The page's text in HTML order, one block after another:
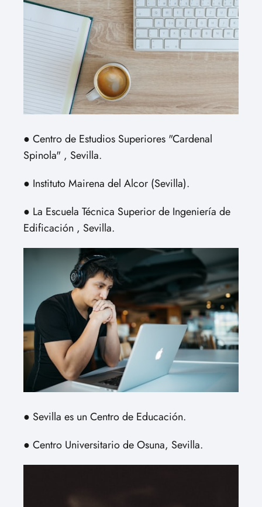
● Centro de Estudios Superiores "Cardenal
Spinola" , Sevilla.
● Instituto Mairena del Alcor (Sevilla).
● La Escuela Técnica Superior de Ingeniería de
Edificación , Sevilla.
● Sevilla es un Centro de Educación.
● Centro Universitario de Osuna, Sevilla.